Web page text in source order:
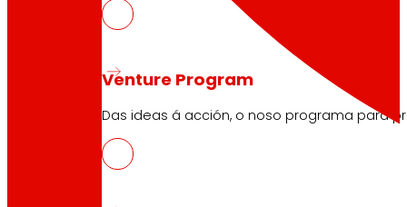
Venture Program
Das ideas á acción, o noso programa para